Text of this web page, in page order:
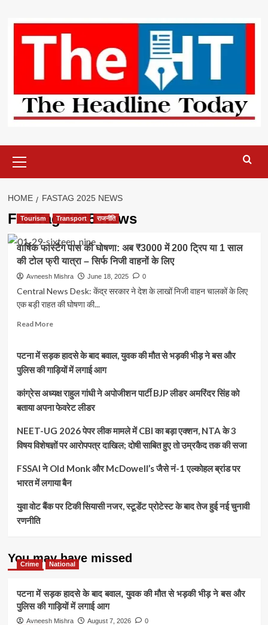
content
Menu
HOME FASTAG 2025 NEWS
FASTag 2025 News
Tourism Transport राजनीति
वार्षिक फास्टैग पास की घोषणा: अब ₹3000 में 200 ट्रिप या 1 साल
की टोल फ्री यात्रा – सिर्फ निजी वाहनों के लिए
Avneesh Mishra June 18, 2025 0
Central News Desk: केंद्र सरकार ने देश के लाखों निजी वाहन चालकों के लिए
एक बड़ी राहत की घोषणा की...
Read MoreRead
वार्षिक
फास्टैग
की
घोषणा:
अब
में
200
या
1
की
सिर्फ
निजी
के
लिए
पटना में सड़क हादसे के बाद बवाल, युवक की मौत से भड़की भीड़ ने बस और
पुलिस की गाड़ियों में लगाई आग
कांग्रेस अध्यक्ष राहुल गांधी ने अपोजीशन पार्टी BJP लीडर अमरिंदर सिंह को
बताया अपना फेवरेट लीडर
NEET-UG 2026 पेपर लीक मामले में CBI का बड़ा एक्शन, NTA के 3
विषय विशेषज्ञों पर आरोपपत्र दाखिल; दोषी साबित हुए तो उम्रकैद तक की सजा
FSSAI ने Old Monk और McDowell’s जैसे नं-1 एल्कोहल ब्रांड पर
भारत में लगाया बैन
युवा वोट बैंक पर टिकी सियासी नजर, स्टूडेंट प्रोटेस्ट के बाद तेज हुई नई चुनावी
रणनीति
You may have missed
Crime National
पटना में सड़क हादसे के बाद बवाल, युवक की मौत से भड़की भीड़ ने बस और
पुलिस की गाड़ियों में लगाई आग
Avneesh Mishra August 7, 2026
0